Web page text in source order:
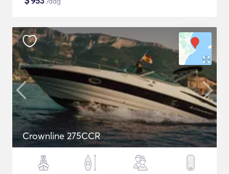
Crownline 275CCR